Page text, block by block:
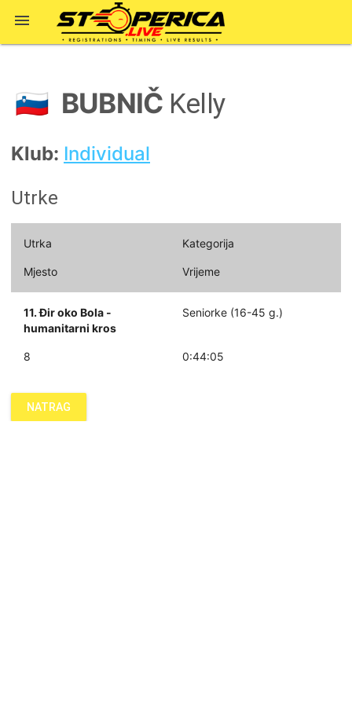

🇸🇮 BUBNIČ Kelly
Klub: Individual
Utrke
Utrka Kategorija
Mjesto Vrijeme
11. Đir oko Bola -
humanitarni kros
Seniorke (16-45 g.)
8 0:44:05
NATRAG